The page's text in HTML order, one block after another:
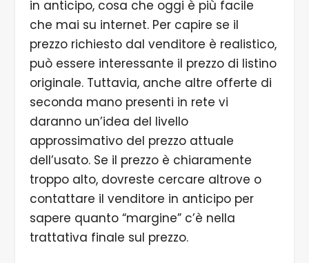
in anticipo, cosa che oggi è più facile
che mai su internet. Per capire se il
prezzo richiesto dal venditore è realistico,
può essere interessante il prezzo di listino
originale. Tuttavia, anche altre offerte di
seconda mano presenti in rete vi
daranno un’idea del livello
approssimativo del prezzo attuale
dell’usato. Se il prezzo è chiaramente
troppo alto, dovreste cercare altrove o
contattare il venditore in anticipo per
sapere quanto “margine” c’è nella
trattativa finale sul prezzo.